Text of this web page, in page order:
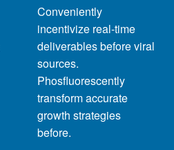
Conveniently
incentivize real-time
deliverables before viral
sources.
Phosfluorescently
transform accurate
growth strategies
before.